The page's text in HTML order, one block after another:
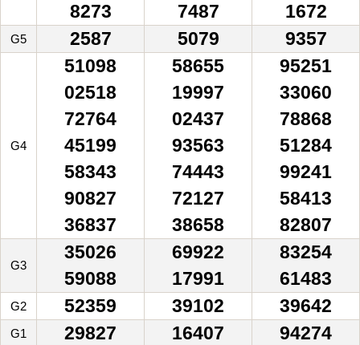
8273
7487
1672
G5 2587 5079 9357
G4
51098
02518
72764
45199
58343
90827
36837
58655
19997
02437
93563
74443
72127
38658
95251
33060
78868
51284
99241
58413
82807
G3
35026
59088
69922
17991
83254
61483
G2 52359 39102 39642
G1 29827 16407 94274